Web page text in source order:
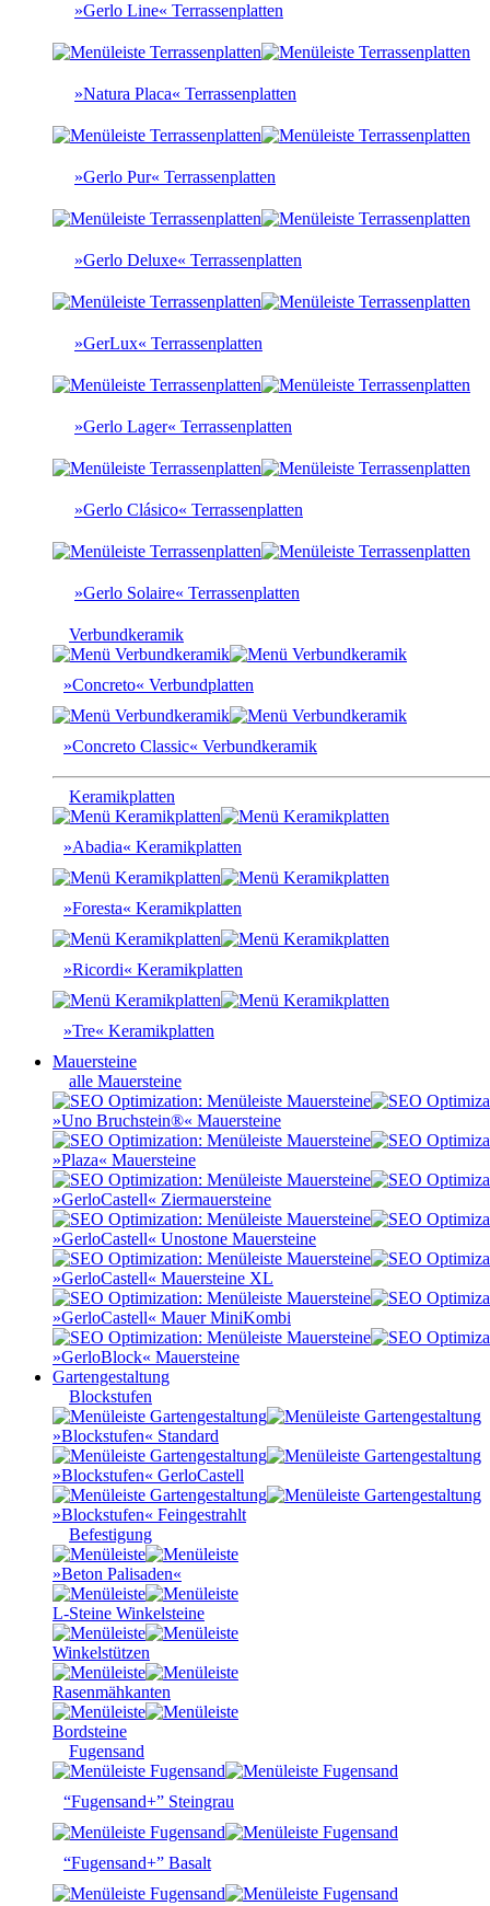
»Gerlo Line« Terrassenplatten
»Natura Placa« Terrassenplatten
»Gerlo Pur« Terrassenplatten
»Gerlo Deluxe« Terrassenplatten
»GerLux« Terrassenplatten
»Gerlo Lager« Terrassenplatten
»Gerlo Clásico« Terrassenplatten
»Gerlo Solaire« Terrassenplatten
Verbundkeramik
»Concreto« Verbundplatten
»Concreto Classic« Verbundkeramik
Keramikplatten
»Abadia« Keramikplatten
»Foresta« Keramikplatten
»Ricordi« Keramikplatten
»Tre« Keramikplatten
Mauersteine
alle Mauersteine
»Uno Bruchstein®« Mauersteine
»Plaza« Mauersteine
»GerloCastell« Ziermauersteine
»GerloCastell« Unostone Mauersteine
»GerloCastell« Mauersteine XL
»GerloCastell« Mauer MiniKombi
»GerloBlock« Mauersteine
Gartengestaltung
Blockstufen
»Blockstufen« Standard
»Blockstufen« GerloCastell
»Blockstufen« Feingestrahlt
Befestigung
»Beton Palisaden«
L-Steine Winkelsteine
Winkelstützen
Rasenmähkanten
Bordsteine
Fugensand
“Fugensand+” Steingrau
“Fugensand+” Basalt